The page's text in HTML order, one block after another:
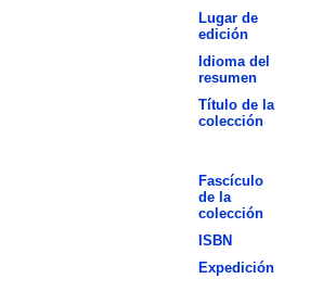
Lugar de
edición
Idioma del
resumen
Título de la
colección
Fascículo
de la
colección
ISBN
Expedición